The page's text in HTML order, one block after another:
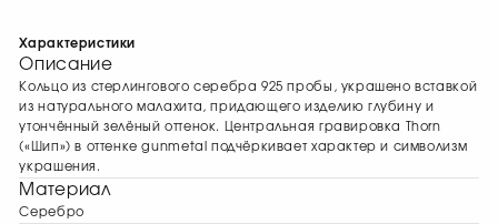
Характеристики
Описание
Кольцо из стерлингового серебра 925 пробы, украшено вставкой
из натурального малахита, придающего изделию глубину и
утончённый зелёный оттенок. Центральная гравировка Thorn
(«Шип») в оттенке gunmetal подчёркивает характер и символизм
украшения.
Материал
Серебро